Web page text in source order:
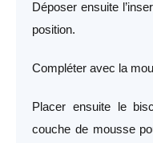
Déposer ensuite
position.
Compléter avec la
Placer ensuite le
couche de mousse